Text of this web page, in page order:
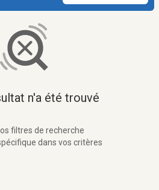
n'a été trouvé
filtres de recherche
dans vos critères